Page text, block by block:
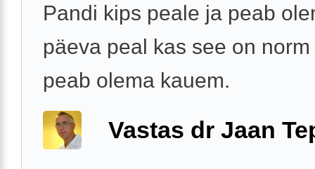
Pandi kips peale ja peab
päeva peal kas see on
peab olema kauem.
Vastas dr Jaan